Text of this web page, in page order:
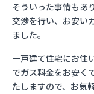
そういった事情もあ
交渉を行い、お安い
ました。
一戸建て住宅にお住
でガス料金をお安く
たしますので、お気